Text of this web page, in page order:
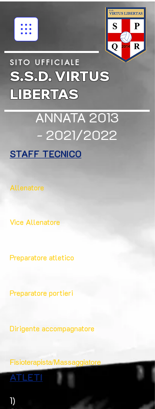
SITO UFFICIALE
S.S.D. VIRTUS
LIBERTAS
ANNATA 2013
- 2021/2022
STAFF TECNICO
Allenatore
Vice Allenatore
Preparatore atletico
Preparatore portieri
Dirigente accompagnatore
Fisioterapista/Massaggiatore
ATLETI
1)